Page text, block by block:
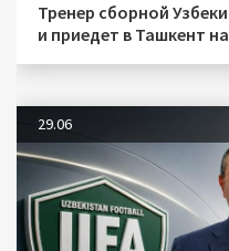
Тренер сборной
и приедет в Ташкент
29.06